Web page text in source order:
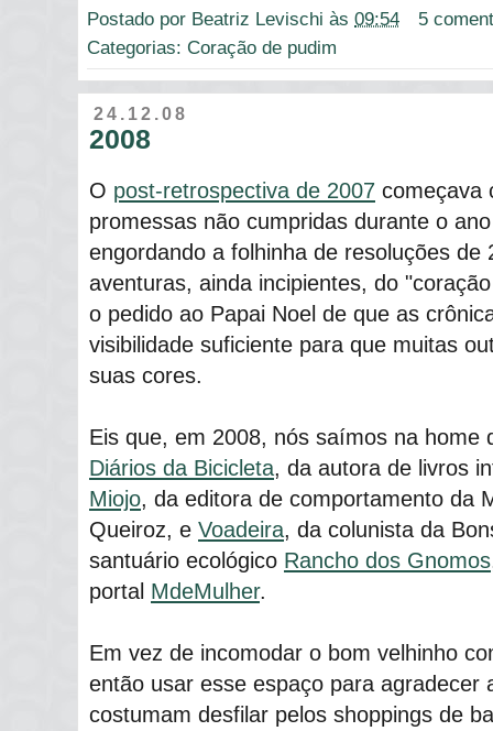
Postado por Beatriz Levischi às 09:54
5
Categorias: Coração de pudim
24.12.08
2008
O post-retrospectiva de 2007 começava
promessas não cumpridas durante o
engordando a folhinha de resoluções de
aventuras, ainda incipientes, do
o pedido ao Papai Noel de que as
visibilidade suficiente para que muitas
suas cores.
Eis que, em 2008, nós saímos na home
Diários da Bicicleta, da autora de livros
Miojo, da editora de comportamento da
Queiroz, e Voadeira, da colunista da
santuário ecológico Rancho dos Gnomos
portal MdeMulher.
Em vez de incomodar o bom velhinho
então usar esse espaço para agradecer
costumam desfilar pelos shoppings de